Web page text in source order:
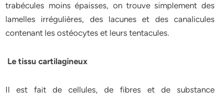
trabécules moins épaisses, on trouve simplement des
lamelles irrégulières, des lacunes et des canalicules
contenant les ostéocytes et leurs tentacules.
Le tissu cartilagineux
Il est fait de cellules, de fibres et de substance